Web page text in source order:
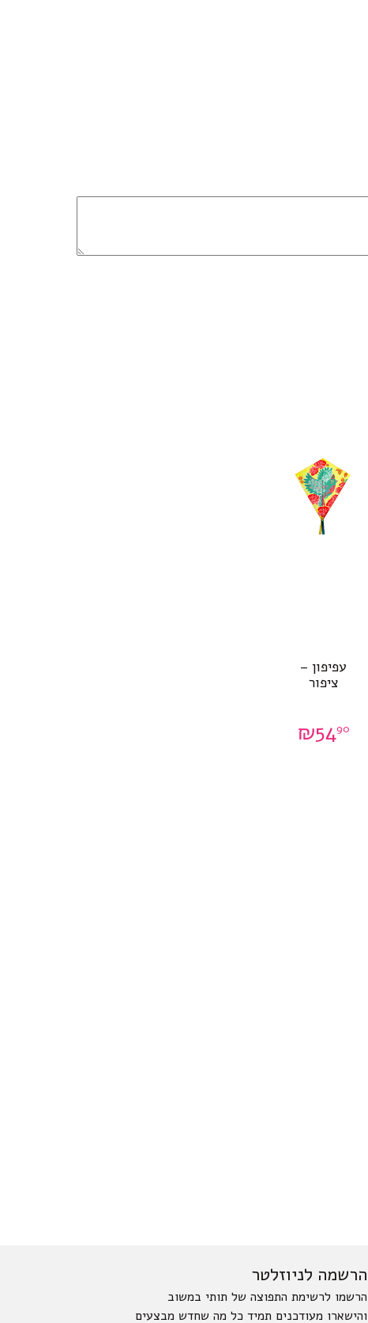
עפיפון –
ציפור
₪5490
הרשמה לניוזלטר
הרשמו לרשימת התפוצה של תותי במשוב
והישארו מעודכנים תמיד כל מה שחדש מבצעים